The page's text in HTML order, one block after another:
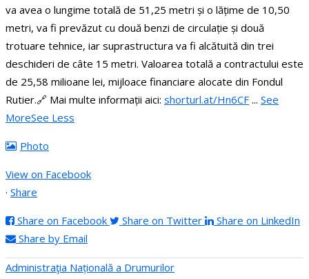
va avea o lungime totală de 51,25 metri și o lățime de 10,50
metri, va fi prevăzut cu două benzi de circulație și două
trotuare tehnice, iar suprastructura va fi alcătuită din trei
deschideri de câte 15 metri. Valoarea totală a contractului este
de 25,58 milioane lei, mijloace financiare alocate din Fondul
Rutier.🔗 Mai multe informații aici: shorturl.at/Hn6CF ... See
MoreSee Less
Photo
View on Facebook
· Share
Share on Facebook Share on Twitter
Share on LinkedIn
Share by Email
Administraţia Națională a Drumurilor